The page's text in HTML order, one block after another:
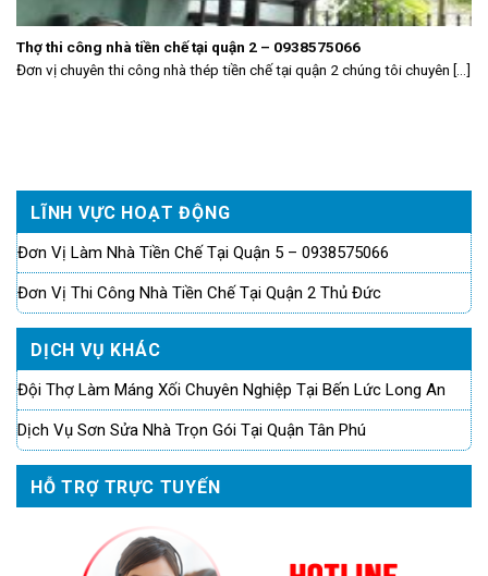
Thợ thi công nhà tiền chế tại quận 2 – 0938575066
Đơn vị chuyên thi công nhà thép tiền chế tại quận 2 chúng tôi chuyên [...]
LĨNH VỰC HOẠT ĐỘNG
Đơn Vị Làm Nhà Tiền Chế Tại Quận 5 – 0938575066
Đơn Vị Thi Công Nhà Tiền Chế Tại Quận 2 Thủ Đức
DỊCH VỤ KHÁC
Đội Thợ Làm Máng Xối Chuyên Nghiệp Tại Bến Lức Long An
Dịch Vụ Sơn Sửa Nhà Trọn Gói Tại Quận Tân Phú
HỖ TRỢ TRỰC TUYẾN